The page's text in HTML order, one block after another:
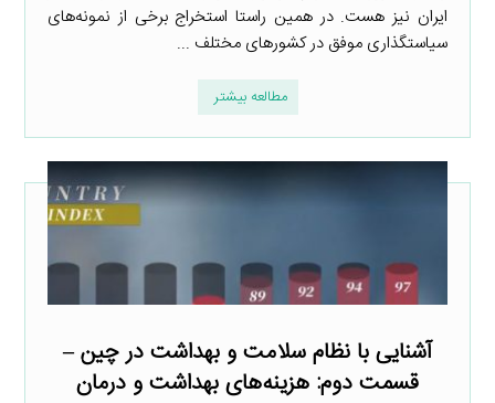
ایران نیز هست. در همین راستا استخراج برخی از نمونه‌های
سیاستگذاری موفق در کشورهای مختلف ...
مطالعه بیشتر
آشنایی با نظام سلامت و بهداشت در چین –
قسمت دوم: هزینه‌های بهداشت و درمان